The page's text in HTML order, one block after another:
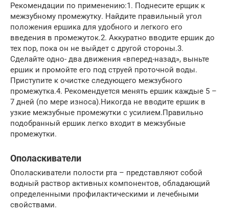
Рекомендации по применению:1. Поднесите ерщик к
межзубному промежутку. Найдите правильный угол
положения ершика для удобного и легкого его
введения в промежуток.2. Аккуратно вводите ершик до
тех пор, пока он не выйдет с другой стороны.3.
Сделайте одно- два движения «вперед-назад», выньте
ершик и промойте его под струей проточной воды.
Приступите к очистке следующего межзубного
промежутка.4. Рекомендуется менять ершик каждые 5 –
7 дней (по мере износа).Никогда не вводите ершик в
узкие межзубные промежутки с усилием.Правильно
подобранный ершик легко входит в межзубные
промежутки.
Ополаскиватели
Ополаскиватели полости рта – представляют собой
водный раствор активных компонентов, обладающий
определенными профилактическими и лечебными
свойствами.